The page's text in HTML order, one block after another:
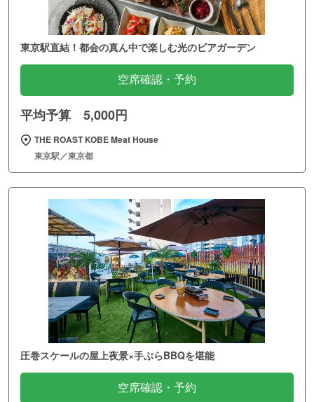
東京駅直結！都会の真ん中で楽しむ光のビアガーデン
空席確認・予約
平均予算 5,000円
THE ROAST KOBE Meat House
東京駅／東京都
圧巻スケールの屋上夜景×手ぶらBBQを堪能
空席確認・予約